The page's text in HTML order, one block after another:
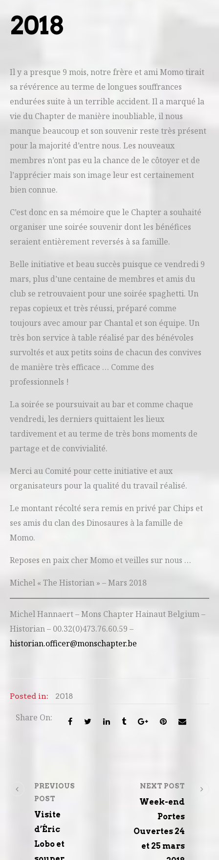
2018
Il y a presque 9 mois, notre frère et ami Momo tirait
sa révérence au terme de longues souffrances
endurées suite à un terrible accident. Il a marqué la
vie du Chapter de manière inoubliable, il nous
manque beaucoup et son souvenir reste très présent
pour la majorité d’entre nous. Les nouveaux
membres n’ont pas eu la chance de le côtoyer et de
l’apprécier mais son image leur est certainement
bien connue.
C’est donc en sa mémoire que le Chapter a souhaité
organiser une soirée souvenir dont les bénéfices
seraient entièrement reversés à sa famille.
Belle initiative et beau succès puisque ce vendredi 9
mars, plus d’une centaine de membres et amis du
club se retrouvaient pour une soirée spaghetti. Un
repas copieux et très réussi, préparé comme
toujours avec amour par Chantal et son équipe. Un
très bon service à table réalisé par des bénévoles
survoltés et aux petits soins de chacun des convives
de manière très efficace … Comme des
professionnels !
La soirée se poursuivait au bar et comme chaque
vendredi, les derniers quittaient les lieux
tardivement et au terme de très bons moments de
partage et de convivialité.
Merci au Comité pour cette initiative et aux
organisateurs pour la qualité du travail réalisé.
Le montant récolté sera remis en privé par Chips et
ses amis du clan des Dinosaures à la famille de
Momo.
Reposes en paix cher Momo et veilles sur nous …
Michel « The Historian » – Mars 2018
Michel Hannaert – Mons Chapter Hainaut Belgium –
Historian – 00.32(0)473.76.60.59 –
historian.officer@monschapter.be
Posted in: 2018
Share On:
PREVIOUS
POST
Visite
d’Éric
Lobo et
NEXT POST
Week-end
Portes
Ouvertes 24
et 25 mars